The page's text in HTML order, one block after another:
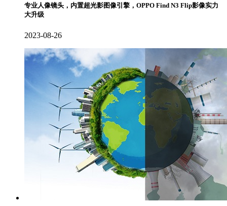
专业人像镜头，内置超光影图像引擎，OPPO Find N3 Flip影像实力
大升级
2023-08-26